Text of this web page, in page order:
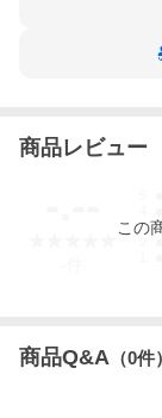
※タイトルに「
林敬二は、東京
色彩、コラージ
がっている。硬
商品レビュー
3
この
商品Q&A （0件）